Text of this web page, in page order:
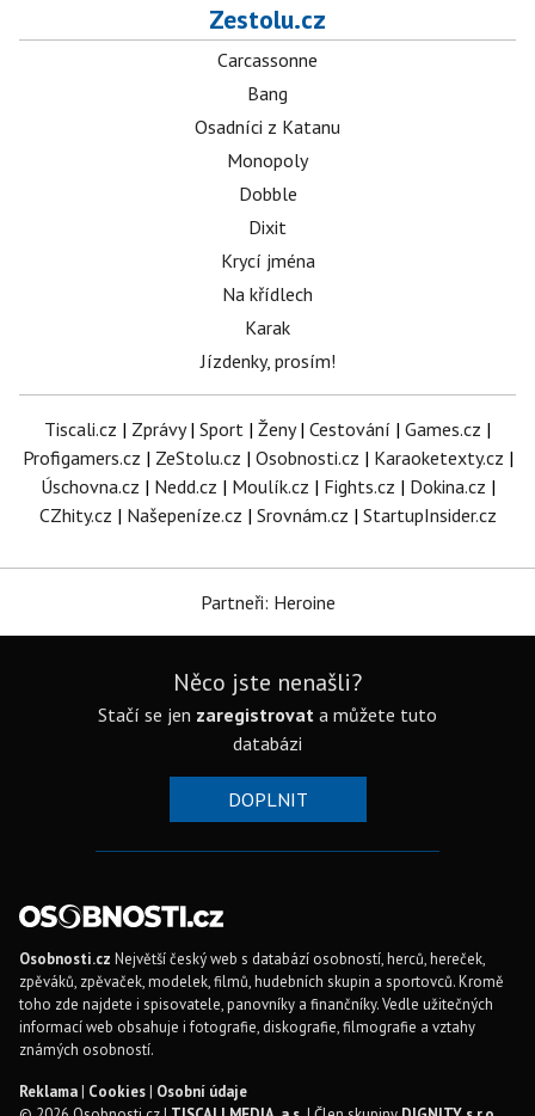
Zestolu.cz
Carcassonne
Bang
Osadníci z Katanu
Monopoly
Dobble
Dixit
Krycí jména
Na křídlech
Karak
Jízdenky, prosím!
Tiscali.cz | Zprávy| Sport | Ženy| Cestování | Games.cz |
Profigamers.cz | ZeStolu.cz | Osobnosti.cz | Karaoketexty.cz |
Úschovna.cz | Nedd.cz | Moulík.cz | Fights.cz | Dokina.cz |
CZhity.cz | Našepeníze.cz | Srovnám.cz | StartupInsider.cz
Partneři: Heroine
Něco jste nenašli?
Stačí se jen zaregistrovat a můžete tuto
databázi
DOPLNIT
Osobnosti.cz Největší český web s databází osobností, herců, hereček,
zpěváků, zpěvaček, modelek, filmů, hudebních skupin a sportovců. Kromě
toho zde najdete i spisovatele, panovníky a finančníky. Vedle užitečných
informací web obsahuje i fotografie, diskografie, filmografie a vztahy
známých osobností.
Reklama| Cookies| Osobní údaje